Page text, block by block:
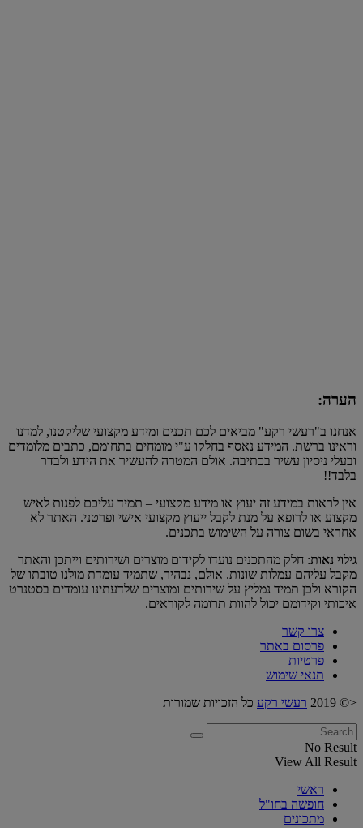
הערה:
אנחנו ב"רעשי רקע" מביאים לכם תכנים ומידע מקצועי שליקטנו, למדנו
וראינו ברשת. המידע נאסף בחלקו ע"י מומחים בתחומם, כתבים מלומדים
ובעלי ניסיון עשיר בכתיבה. אולם המטרה להעשיר את הידע ולבדר
בלבד!!
אין לראות במידע זה יעוץ או מידע מקצועי – תמיד עליכם לפנות לאיש
מקצוע או לרופא על מנת לקבל ייעוץ מקצועי אישי ופרטני. האתר לא
אחראי בשום צורה על השימוש בתכנים.
גילוי נאות: חלק מהתכנים נועדו לקידום מוצרים ושירותים וייתכן והאתר
מקבל עליהם עמלות שונות. אולם, נבהיר, שתמיד עומדת מולנו טובתו של
הקורא ולכן תמיד נמליץ על שירותים ומוצרים שלדעתינו עומדים בסטנרט
איכותי וקידומם יכול להוות תרומה לקוראים.
צרו קשר
פרסום באתר
פרטיות
תנאי שימוש
<© 2019
רעשי רקע כל הזכויות שמורות
No Result
View All Result
ראשי
חופשה בחו"ל
מתכונים